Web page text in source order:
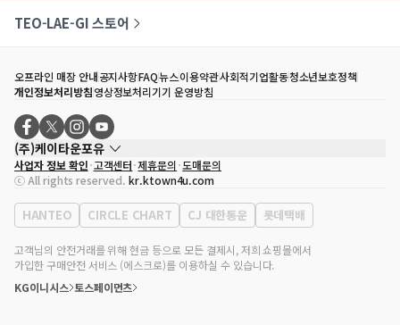
TEO-LAE-GI 스토어
오프라인 매장 안내공지사항FAQ뉴스이용약관사회적기업활동청소년보호정책
개인정보처리방침영상정보처리기기 운영방침
(주)케이타운포유
대표자
송효민
사업자등록번호
120-87-71116
통신판매업 신고번호 제2011-서울강남-02223
대표전화
02-552-9855
사업자 정보 확인 고객센터 제휴문의 도매문의
ⓒ All rights reserved. kr.ktown4u.com
HANTEO CIRCLE CHART CJ 대한통운 롯데택배
고객님의 안전거래를 위해 현금 등으로 모든 결제시, 저희 쇼핑몰에서
가입한 구매안전 서비스 (에스크로)를 이용하실 수 있습니다.
KG이니시스 토스페이먼츠